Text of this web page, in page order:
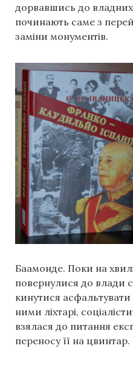
дорвавшись до
починають саме з
заміни монументів.
Баамонде. Поки на
повернулися до влади
кинутися асфальтувати
ними ліхтарі,
взялася до питання
переносу її на цвинтар.